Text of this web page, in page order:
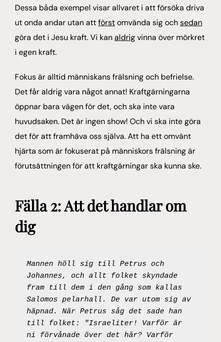
Dessa båda exempel visar allvaret i att försöka driva
ut onda andar utan attförstomvända sig ochsedan
göra det i Jesu kraft. Vi kanaldrigvinna över mörkret
i egen kraft.
Fokus är alltid människans frälsning och befrielse.
Det får aldrig vara något annat! Kraftgärningarna
öppnar bara vägen för det, och ska inte vara
huvudsaken. Det är ingen show! Och vi ska inte göra
det för att framhäva oss själva. Att ha ett omvänt
hjärta som är fokuserat på människors frälsning är
förutsättningen för att kraftgärningar ska kunna ske.
Fälla 2: Att det handlar om
dig
Mannen höll sig till Petrus och
Johannes, och allt folket skyndade
fram till dem i den gång som kallas
Salomos pelarhall. De var utom sig av
häpnad. När Petrus såg det sade han
till folket: "Israeliter! Varför är
ni förvånade över det här? Varför